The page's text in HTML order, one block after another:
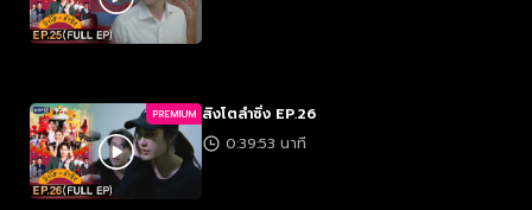
PREMIUM สิงโตลำซิ่ง EP.26
0:39:53 นาที